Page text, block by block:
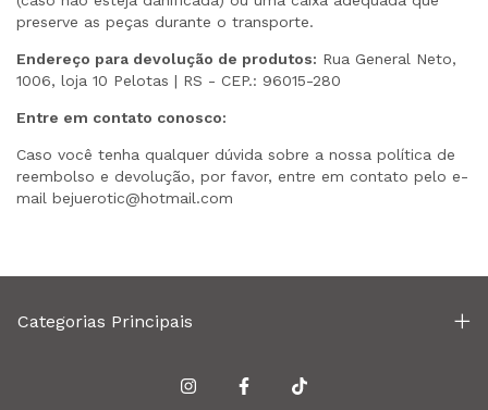
preserve as peças durante o transporte.
Endereço para devolução de produtos: Rua General Neto,
1006, loja 10 Pelotas | RS - CEP.: 96015-280
Entre em contato conosco:
Caso você tenha qualquer dúvida sobre a nossa política de
reembolso e devolução, por favor, entre em contato pelo e-
mail bejuerotic@hotmail.com
Categorias Principais